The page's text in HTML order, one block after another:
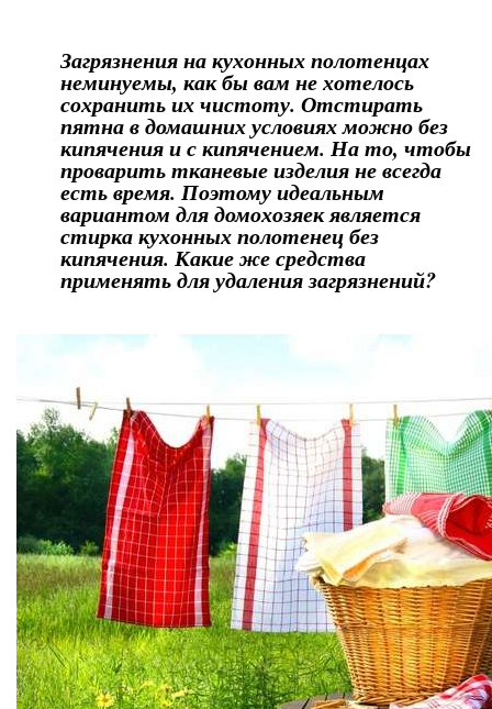
Загрязнения на кухонных полотенцах
неминуемы, как бы вам не хотелось
сохранить их чистоту. Отстирать
пятна в домашних условиях можно без
кипячения и с кипячением. На то, чтобы
проварить тканевые изделия не всегда
есть время. Поэтому идеальным
вариантом для домохозяек является
стирка кухонных полотенец без
кипячения. Какие же средства
применять для удаления загрязнений?